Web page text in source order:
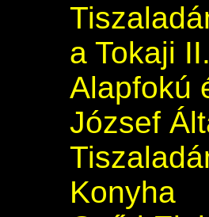
a Tokaji
Alapfokú
József
Konyha